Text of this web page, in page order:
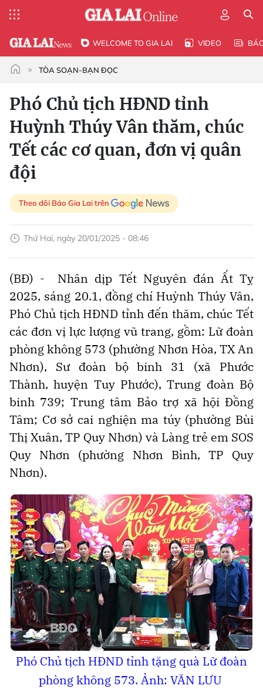
WELCOME TO GIA LAI VIDEO
TÒA SOẠN-BẠN ĐỌC
Phó Chủ tịch HĐND tỉnh
Huỳnh Thúy Vân thăm, chúc
Tết các cơ quan, đơn vị quân
đội
Theo dõi Báo Gia Lai trên
Thứ Hai, ngày 20/01/2025 - 08:46
(BĐ) -
Nhân dịp Tết Nguyên đán Ất Tỵ
2025, sáng 20.1, đồng chí Huỳnh Thúy Vân,
Phó Chủ tịch HĐND tỉnh đến thăm, chúc Tết
các đơn vị lực lượng vũ trang, gồm: Lữ đoàn
phòng không 573 (phường Nhơn Hòa, TX An
Nhơn), Sư đoàn bộ binh 31 (xã Phước
Thành, huyện Tuy Phước), Trung đoàn Bộ
binh 739; Trung tâm Bảo trợ xã hội Đồng
Tâm; Cơ sở cai nghiện ma túy (phường Bùi
Thị Xuân, TP Quy Nhơn) và Làng trẻ em SOS
Quy Nhơn (phường Nhơn Bình, TP Quy
Nhơn).
Phó Chủ tịch HĐND tỉnh tặng quà Lữ đoàn
phòng không 573. Ảnh: VĂN LƯU